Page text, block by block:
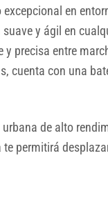
en
y ágil en
y precisa entre
cuenta con una
de alto
permitirá